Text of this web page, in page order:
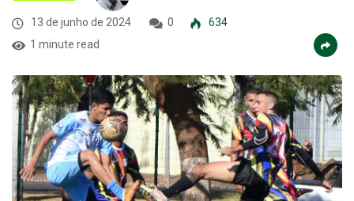
13 de junho de 2024 0
634
1 minute read